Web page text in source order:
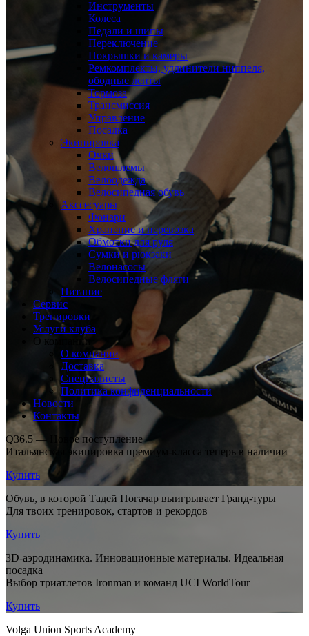
Инструменты
Колеса
Педали и шипы
Переключение
Покрышки и камеры
Ремкомплекты, удлинители ниппеля,
ободные ленты
Тормоза
Трансмиссия
Управление
Посадка
Экипировка
Очки
Велошлемы
Велоодежда
Велосипедная обувь
Акссесуары
Фонари
Хранение и перевозка
Обмотки для руля
Сумки и рюкзаки
Велонасосы
Велосипедные фляги
Питание
Сервис
Тренировки
Услуги клуба
О компании
О компании
Доставка
Специалисты
Политика конфиденциальности
Новости
Контакты
Q36.5 — Новое поступление
Итальянская экипировка премиум-класса теперь в наличии
Купить
Обувь, в которой Тадей Погачар выигрывает Гранд-туры
Для твоих тренировок, стартов и рекордов
Купить
3D-аэродинамика. Инновационные материалы. Идеальная
посадка
Выбор триатлетов Ironman и команд UCI WorldTour
Купить
Volga Union Sports Academy